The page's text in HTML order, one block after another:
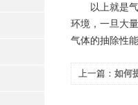
以上就是气
环境，一旦大
气体的抽除性
上一篇： 如何